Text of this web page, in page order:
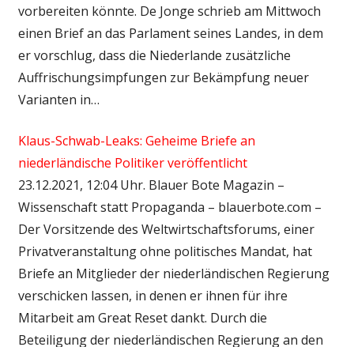
vorbereiten könnte. De Jonge schrieb am Mittwoch
einen Brief an das Parlament seines Landes, in dem
er vorschlug, dass die Niederlande zusätzliche
Auffrischungsimpfungen zur Bekämpfung neuer
Varianten in…
Klaus-Schwab-Leaks: Geheime Briefe an
niederländische Politiker veröffentlicht
23.12.2021, 12:04 Uhr. Blauer Bote Magazin –
Wissenschaft statt Propaganda – blauerbote.com –
Der Vorsitzende des Weltwirtschaftsforums, einer
Privatveranstaltung ohne politisches Mandat, hat
Briefe an Mitglieder der niederländischen Regierung
verschicken lassen, in denen er ihnen für ihre
Mitarbeit am Great Reset dankt. Durch die
Beteiligung der niederländischen Regierung an den